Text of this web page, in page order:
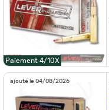
Paiement 4/10X
ajouté le 04/08/2026